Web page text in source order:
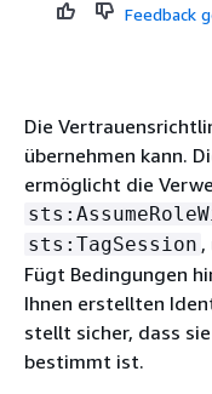
Feedback
Die
übernehmen kann.
ermöglicht die
sts:TagSession ,
Fügt Bedingungen
Ihnen erstellten
stellt sicher, dass
bestimmt ist.